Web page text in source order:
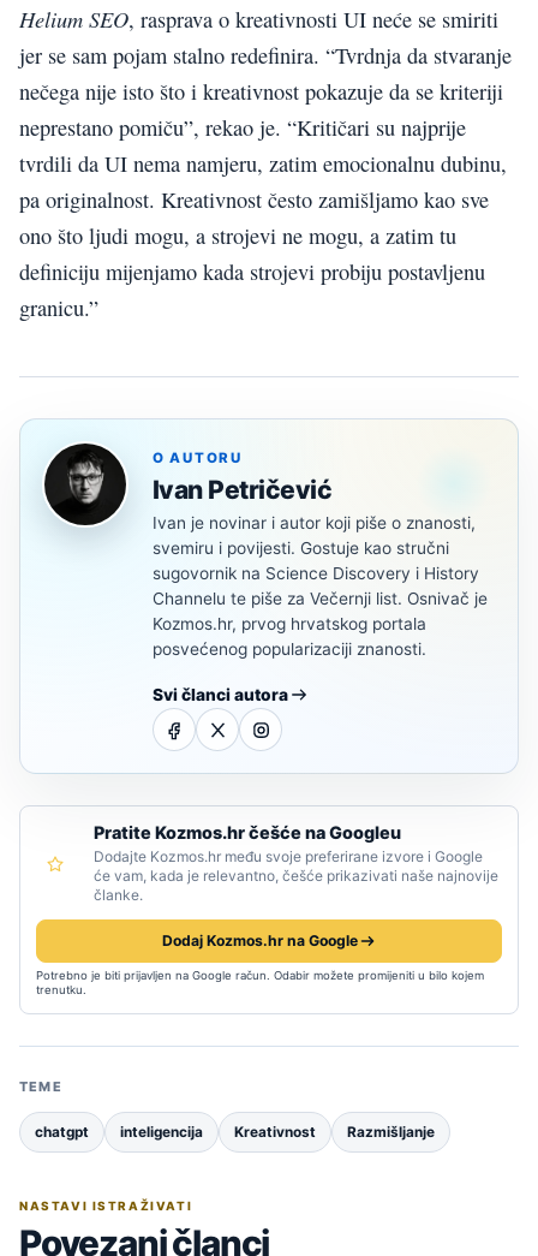
Helium SEO, rasprava o kreativnosti UI neće se smiriti
jer se sam pojam stalno redefinira. “Tvrdnja da stvaranje
nečega nije isto što i kreativnost pokazuje da se kriteriji
neprestano pomiču”, rekao je. “Kritičari su najprije
tvrdili da UI nema namjeru, zatim emocionalnu dubinu,
pa originalnost. Kreativnost često zamišljamo kao sve
ono što ljudi mogu, a strojevi ne mogu, a zatim tu
definiciju mijenjamo kada strojevi probiju postavljenu
granicu.”
O AUTORU
Ivan Petričević
Ivan je novinar i autor koji piše o znanosti,
svemiru i povijesti. Gostuje kao stručni
sugovornik na Science Discovery i History
Channelu te piše za Večernji list. Osnivač je
Kozmos.hr, prvog hrvatskog portala
posvećenog popularizaciji znanosti.
Svi članci autora
Pratite Kozmos.hr češće na Googleu
Dodajte Kozmos.hr među svoje preferirane izvore i Google
će vam, kada je relevantno, češće prikazivati naše najnovije
članke.
Dodaj Kozmos.hr na Google
Potrebno je biti prijavljen na Google račun. Odabir možete promijeniti u bilo kojem
trenutku.
TEME
chatgpt inteligencija Kreativnost Razmišljanje
NASTAVI ISTRAŽIVATI
Povezani članci